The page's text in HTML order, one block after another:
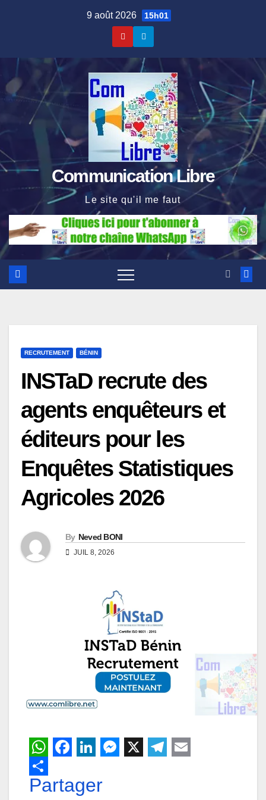
9 août 2026 15h01
Communication Libre
Le site qu'il me faut
RECRUTEMENT BÉNIN
INSTaD recrute des
agents enquêteurs et
éditeurs pour les
Enquêtes Statistiques
Agricoles 2026
By Neved BONI
JUIL 8, 2026
W
h
a
i
e
Partager